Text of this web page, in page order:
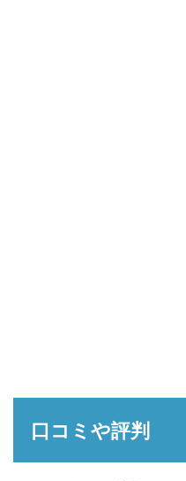
口コミや評判